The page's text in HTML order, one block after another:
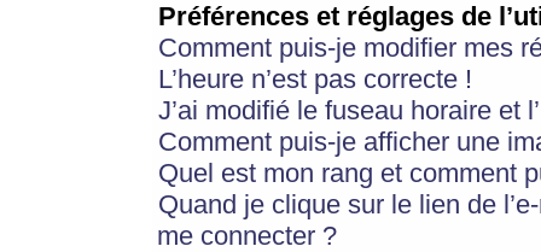
Préférences et réglages de
Comment puis-je modifier mes
L’heure n’est pas correcte !
J’ai modifié le fuseau horaire et
Comment puis-je afficher une
Quel est mon rang et comment
Quand je clique sur le lien de
me connecter ?